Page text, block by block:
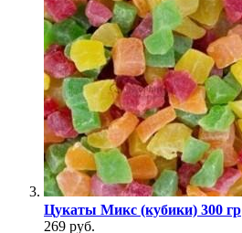
Цукаты Микс (кубики) 300 гр
269 руб.